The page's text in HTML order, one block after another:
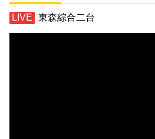
東森綜合二台